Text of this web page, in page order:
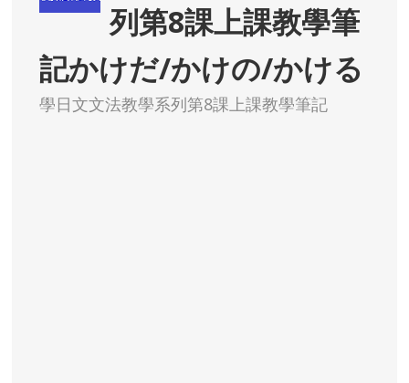
列第8課上課教學筆
記かけだ/かけの/かける
學日文文法教學系列第8課上課教學筆記